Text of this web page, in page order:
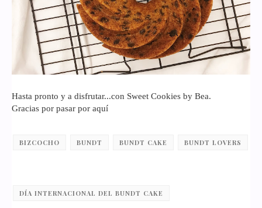
Hasta pronto y a disfrutar...con Sweet Cookies by Bea.
Gracias por pasar por aquí
BIZCOCHO BUNDT BUNDT CAKE BUNDT LOVERS
DÍA INTERNACIONAL DEL BUNDT CAKE